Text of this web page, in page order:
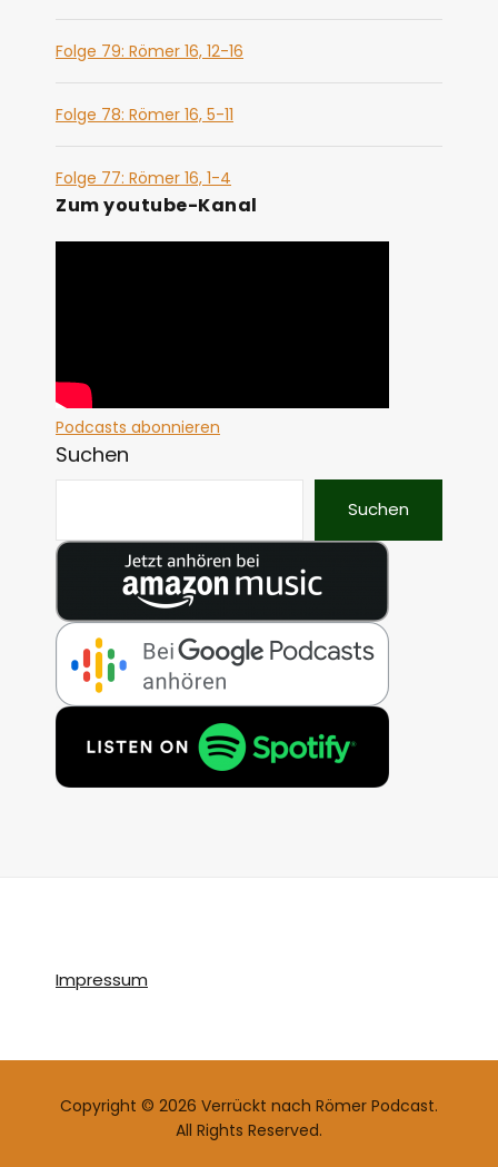
Folge 79: Römer 16, 12-16
Folge 78: Römer 16, 5-11
Folge 77: Römer 16, 1-4
Zum youtube-Kanal
Podcasts abonnieren
Suchen
Suchen
Impressum
Copyright © 2026 Verrückt nach Römer Podcast.
All Rights Reserved.